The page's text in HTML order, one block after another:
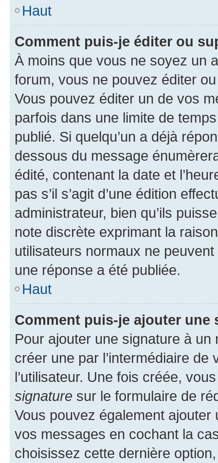
Haut
Comment puis-je éditer ou
À moins que vous ne soyez un
forum, vous ne pouvez éditer
Vous pouvez éditer un de vos
parfois dans une limite de
publié. Si quelqu’un a déjà
dessous du message
édité, contenant la date et
pas s’il s’agit d’une édition
administrateur, bien qu’ils
note discrète exprimant la
utilisateurs normaux ne
une réponse a été publiée.
Haut
Comment puis-je ajouter une
Pour ajouter une signature à un
créer une par l’intermédiaire
l’utilisateur. Une fois créée,
signature sur le formulaire de
Vous pouvez également
vos messages en cochant la
choisissez cette dernière